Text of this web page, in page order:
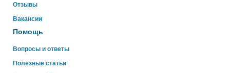
Отзывы
Вакансии
Помощь
Вопросы и ответы
Полезные статьи